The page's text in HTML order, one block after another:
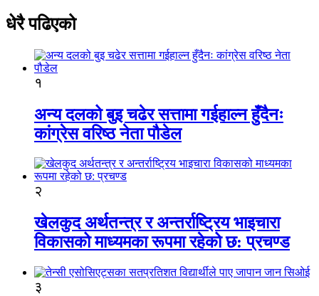
धेरै पढिएको
१
अन्य दलको बुइ चढेर सत्तामा गईहाल्न हुँदैनः
कांग्रेस वरिष्ठ नेता पौडेल
२
खेलकुद अर्थतन्त्र र अन्तर्राष्ट्रिय भाइचारा
विकासको माध्यमका रूपमा रहेको छ: प्रचण्ड
३